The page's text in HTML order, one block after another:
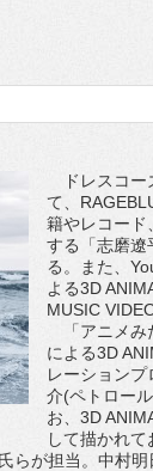
ドレスコー
て、
籍やレコード
する「志磨遼
る。また、
よる3D
MUSIC
「アニメみ
による3D
レーション
介(ペトロー
お、3D
して描かれ
らが担当。中村